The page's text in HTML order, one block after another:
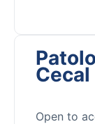
Cecal
Open to